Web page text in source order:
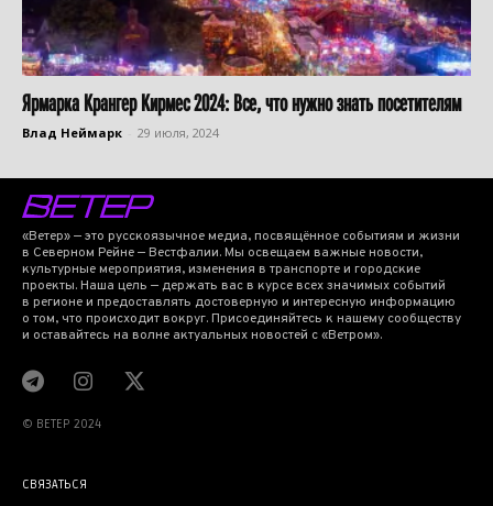
Ярмарка Крангер Кирмес 2024: Все, что нужно знать посетителям
Влад Неймарк 29 июля, 2024
«Ветер» — это русскоязычное медиа, посвящённое событиям и жизни
в Северном Рейне — Вестфалии. Мы освещаем важные новости,
культурные мероприятия, изменения в транспорте и городские
проекты. Наша цель — держать вас в курсе всех значимых событий
в регионе и предоставлять достоверную и интересную информацию
о том, что происходит вокруг. Присоединяйтесь к нашему сообществу
и оставайтесь на волне актуальных новостей с «Ветром».
© BETEP 2024
СВЯЗАТЬСЯ